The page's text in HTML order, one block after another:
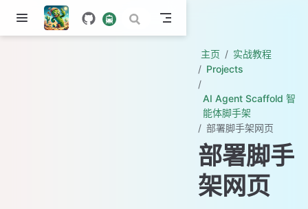
主页
实战教程
Projects
AI Agent Scaffold 智
能体脚手架
部署脚手架网页
部署脚手
架网页